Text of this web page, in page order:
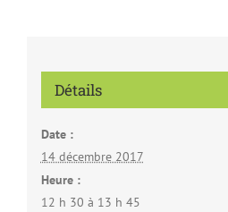
Détails
Date :
14 décembre 2017
Heure :
12 h 30 à 13 h 45